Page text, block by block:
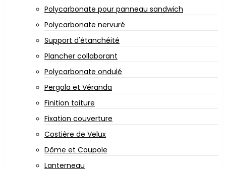
Polycarbonate pour panneau sandwich
Polycarbonate nervuré
Support d'étanchéité
Plancher collaborant
Polycarbonate ondulé
Pergola et Véranda
Finition toiture
Fixation couverture
Costière de Velux
Dôme et Coupole
Lanterneau